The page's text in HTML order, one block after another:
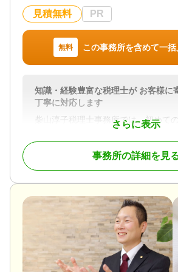
見積無料 PR
無料 この事務所を含めて一
さらに表示
知識・経験豊富な税理士が お客様に
丁寧に対応します
柴山淳子税理士事務所では、初めて
お客様にも安心して相談いただける
ートを心がけております。
お一人おひとりの相続への想いに耳
ぐ方々に納得ご満足いただくために
初回のご相談から書類のやり取り、
応、相続財産についてのご説明、相
成・提出、最終報告まで、全て知識
表税理士が対応させていただきます。
また、遺言・認知症対策・節税など
事務所の詳細を見